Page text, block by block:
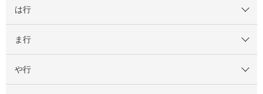
は行
ま行
や行